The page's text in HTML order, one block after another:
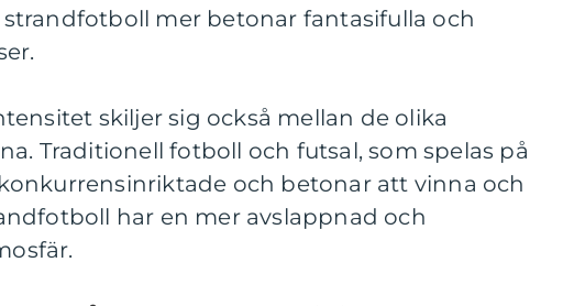
mer betonar fantasifulla och
skiljer sig också mellan de olika
Traditionell fotboll och futsal, som spelas på
och betonar att vinna och
har en mer avslappnad och